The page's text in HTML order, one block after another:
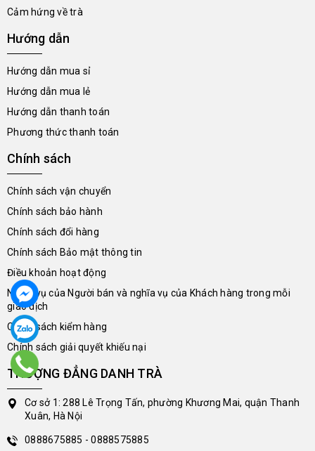
Cảm hứng về trà
Hướng dẫn
Hướng dẫn mua sỉ
Hướng dẫn mua lẻ
Hướng dẫn thanh toán
Phương thức thanh toán
Chính sách
Chính sách vận chuyển
Chính sách bảo hành
Chính sách đổi hàng
Chính sách Bảo mật thông tin
Điều khoản hoạt động
Nghĩa vụ của Người bán và nghĩa vụ của Khách hàng trong mỗi
giao dịch
Chính sách kiểm hàng
Chính sách giải quyết khiếu nại
THƯỢNG ĐẲNG DANH TRÀ
Cơ sở 1: 288 Lê Trọng Tấn, phường Khương Mai, quận Thanh
Xuân, Hà Nội
0888675885 - 0888575885